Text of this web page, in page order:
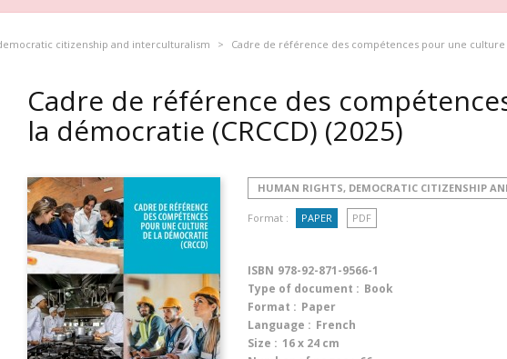
citizenship and interculturalism Cadre de référence des compétences pour une culture
Cadre de référence des
la démocratie (CRCCD) (2025)
HUMAN RIGHTS, DEMOCRATIC CITIZENSHIP
Format : PAPER PDF
ISBN 978-92-871-9566-1
Type of document : Book
Format : Paper
Language : French
Size : 16 x 24 cm